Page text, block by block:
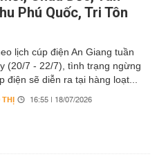
Phú Quốc, Tri Tôn
lịch cúp điện An Giang tuần
(20/7 - 22/7), tình trạng ngừng
điện sẽ diễn ra tại hàng loạt...
16:55 | 18/07/2026